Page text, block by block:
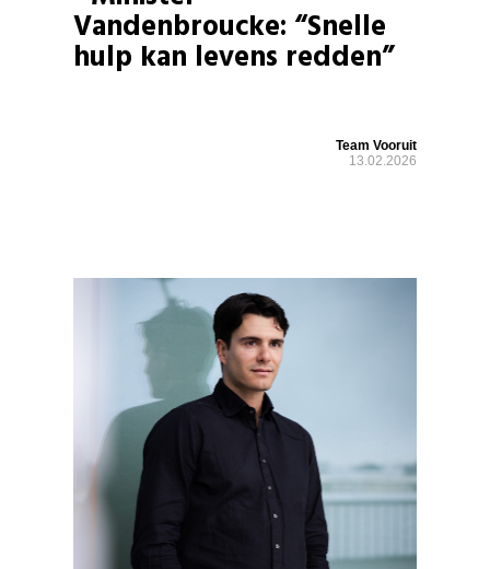
Vandenbroucke: “Snelle
hulp kan levens redden”
Team Vooruit
13.02.2026